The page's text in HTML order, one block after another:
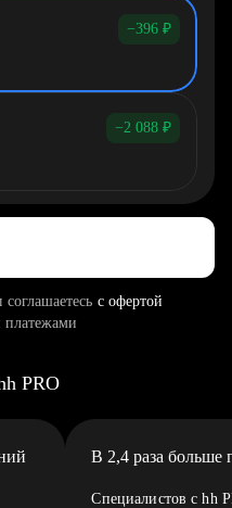
−396 ₽
−2 088 ₽
с офертой
платежами
PRO
В 2,4 раза больше
Специалистов с hh